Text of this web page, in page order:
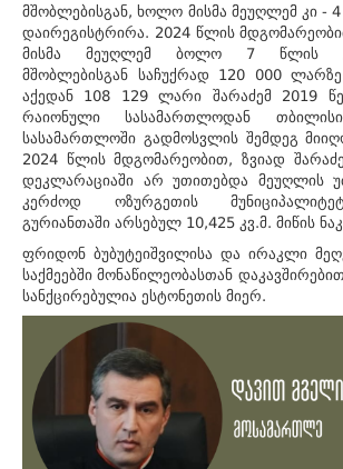
მშობლებისგან, ხოლო მისმა მეუღლემ კი - 4
დაირეგისტრირა. 2024 წლის
მისმა მეუღლემ ბოლო 7 წლის
მშობლებისგან საჩუქრად 120 000 ლარზე
აქედან 108 129 ლარი შარაძემ 2019
რაიონული სასამართლოდან
სასამართლოში გადმოსვლის შემდეგ
2024 წლის მდგომარეობით, ზვიად
დეკლარაციაში არ უთითებდა მეუღლის
კერძოდ ოზურგეთის
გურიანთაში არსებულ 10,425 კვ.მ. მიწის
ფრიდონ ბუბუტეიშვილისა და ირაკლი
საქმეებში მონაწილეობასთან
სანქცირებულია ესტონეთის მიერ.